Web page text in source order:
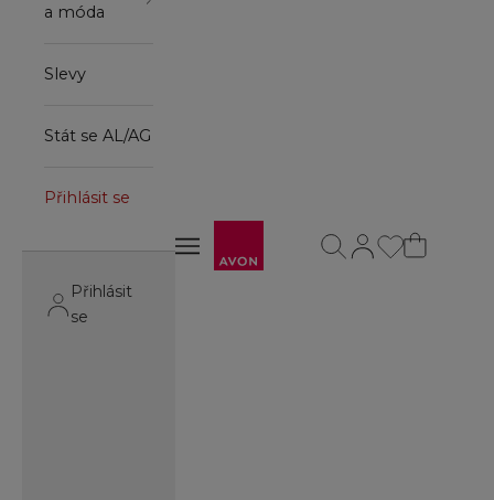
Otevřít navigační menu
Otevřít navigační menu
Otevřít stránku
Otevřít vyhledávání
a móda
Slevy
Stát se AL/AG
Přihlásit se
Přihlásit
se